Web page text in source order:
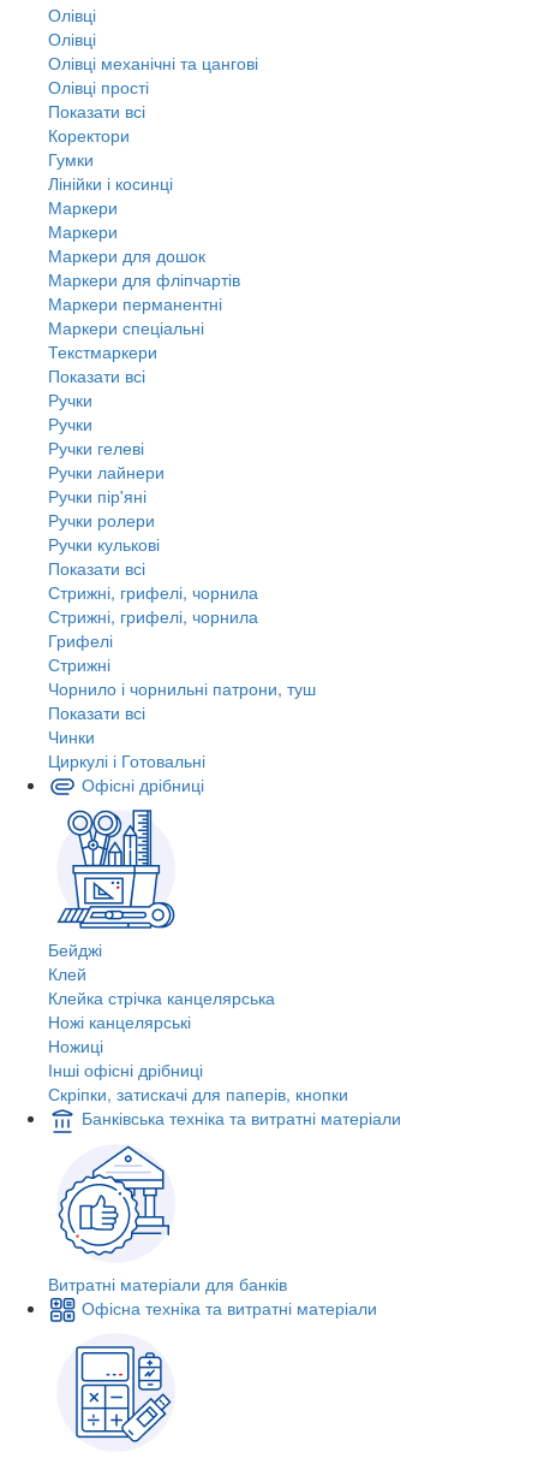
Олівці
Олівці
Олівці механічні та цангові
Олівці прості
Показати всі
Коректори
Гумки
Лінійки і косинці
Маркери
Маркери
Маркери для дошок
Маркери для фліпчартів
Маркери перманентні
Маркери спеціальні
Текстмаркери
Показати всі
Ручки
Ручки
Ручки гелеві
Ручки лайнери
Ручки пір'яні
Ручки ролери
Ручки кулькові
Показати всі
Стрижні, грифелі, чорнила
Стрижні, грифелі, чорнила
Грифелі
Стрижні
Чорнило і чорнильні патрони, туш
Показати всі
Чинки
Циркулі і Готовальні
Офісні дрібниці
Бейджі
Клей
Клейка стрічка канцелярська
Ножі канцелярські
Ножиці
Інші офісні дрібниці
Скріпки, затискачі для паперів, кнопки
Банківська техніка та витратні матеріали
Витратні матеріали для банків
Офісна техніка та витратні матеріали